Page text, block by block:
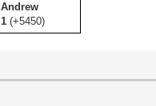
Andrew
1 (+5450)